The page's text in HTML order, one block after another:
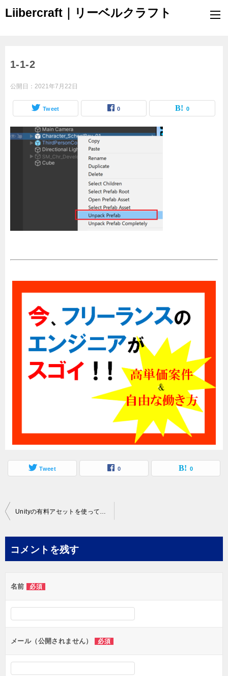
Liibercraft｜リーベルクラフト
1-1-2
公開日： 2021年7月22日
Tweet 0 0
Tweet 0 0
投
ビ
ー
シ
ン
Unityの有料アセットを使って3Dキャラクターにポーズを付けよう！
コメントを残す
名前 必須
メール（公開されません） 必須